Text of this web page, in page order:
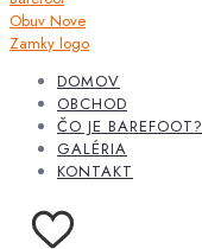
DOMOV
OBCHOD
ČO JE BAREFOOT?
GALÉRIA
KONTAKT